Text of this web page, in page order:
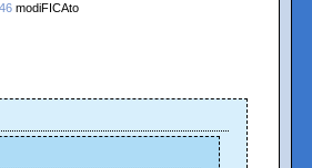
modiFICAto